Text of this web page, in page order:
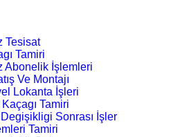
Tesisat
Tamiri
Abonelik İşlemleri
Ve Montajı
Lokanta İşleri
Tamiri
Sonrası İşler
Tamiri